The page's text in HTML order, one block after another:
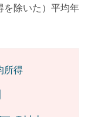
を除いた）平均年
所得